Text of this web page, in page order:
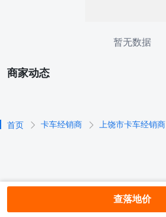
暂无数据
商家动态
首页 卡车经销商 上饶市卡车经销商
查落地价